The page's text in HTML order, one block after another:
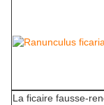
La ficaire fausse-